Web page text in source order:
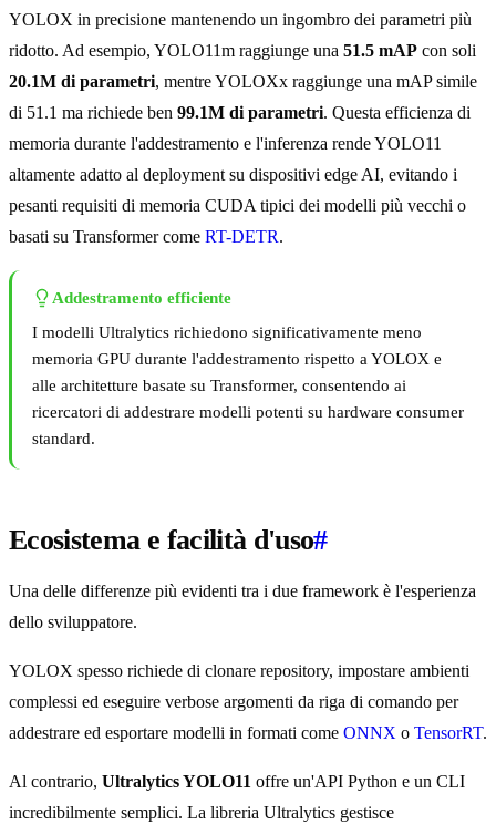
YOLOX in precisione mantenendo un ingombro dei parametri più
ridotto. Ad esempio, YOLO11m raggiunge una 51.5 mAP con soli
20.1M di parametri, mentre YOLOXx raggiunge una mAP simile
di 51.1 ma richiede ben 99.1M di parametri. Questa efficienza di
memoria durante l'addestramento e l'inferenza rende YOLO11
altamente adatto al deployment su dispositivi edge AI, evitando i
pesanti requisiti di memoria CUDA tipici dei modelli più vecchi o
basati su Transformer come RT-DETR.
Addestramento efficiente
I modelli Ultralytics richiedono significativamente meno
memoria GPU durante l'addestramento rispetto a YOLOX e
alle architetture basate su Transformer, consentendo ai
ricercatori di addestrare modelli potenti su hardware consumer
standard.
Ecosistema e facilità d'uso#
Una delle differenze più evidenti tra i due framework è l'esperienza
dello sviluppatore.
YOLOX spesso richiede di clonare repository, impostare ambienti
complessi ed eseguire verbose argomenti da riga di comando per
addestrare ed esportare modelli in formati come ONNX o TensorRT.
Al contrario, Ultralytics YOLO11 offre un'API Python e un CLI
incredibilmente semplici. La libreria Ultralytics gestisce